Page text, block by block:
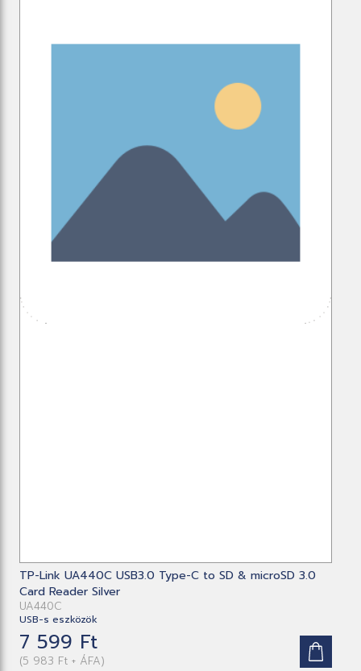
TP-Link UA440C USB3.0 Type-C to SD & microSD 3.0
Card Reader Silver
UA440C
USB-s eszközök
7 599 Ft
(5 983 Ft + ÁFA)